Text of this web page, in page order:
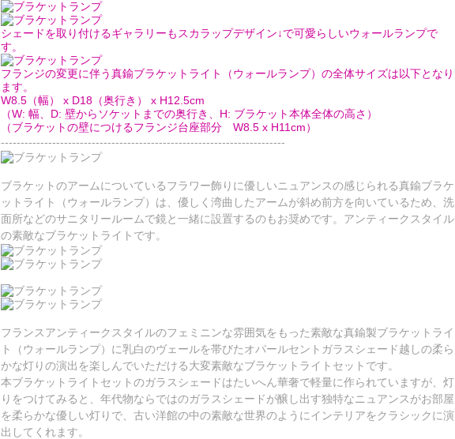
シェードを取り付けるギャラリーもスカラップデザイン↓で可愛らしいウォールランプで
す。
フランジの変更に伴う真鍮ブラケットライト（ウォールランプ）の全体サイズは以下となり
ます。
W8.5（幅） x D18（奥行き） x H12.5cm
（W: 幅、D: 壁からソケットまでの奥行き、H: ブラケット本体全体の高さ）
（ブラケットの壁につけるフランジ台座部分 W8.5 x H11cm）
------------------------------------------------------------------------
ブラケットのアームについているフラワー飾りに優しいニュアンスの感じられる真鍮ブラケ
ットライト（ウォールランプ）は、優しく湾曲したアームが斜め前方を向いているため、洗
面所などのサニタリールームで鏡と一緒に設置するのもお奨めです。アンティークスタイル
の素敵なブラケットライトです。
フランスアンティークスタイルのフェミニンな雰囲気をもった素敵な真鍮製ブラケットライ
ト（ウォールランプ）に乳白のヴェールを帯びたオパールセントガラスシェード越しの柔ら
かな灯りの演出を楽しんでいただける大変素敵なブラケットライトセットです。
本ブラケットライトセットのガラスシェードはたいへん華奢で軽量に作られていますが、灯
りをつけてみると、年代物ならではのガラスシェードが醸し出す独特なニュアンスがお部屋
を柔らかな優しい灯りで、古い洋館の中の素敵な世界のようにインテリアをクラシックに演
出してくれます。